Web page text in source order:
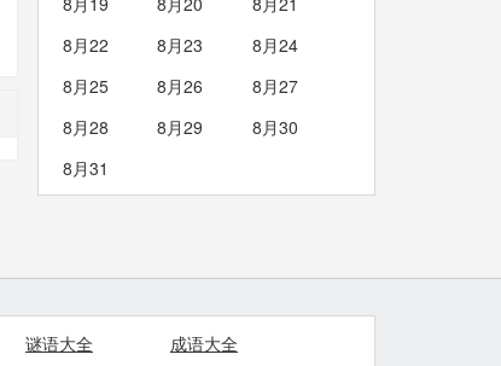
8月22
8月23
8月24
8月25
8月26
8月27
8月28
8月29
8月30
8月31
谜语大全 成语大全